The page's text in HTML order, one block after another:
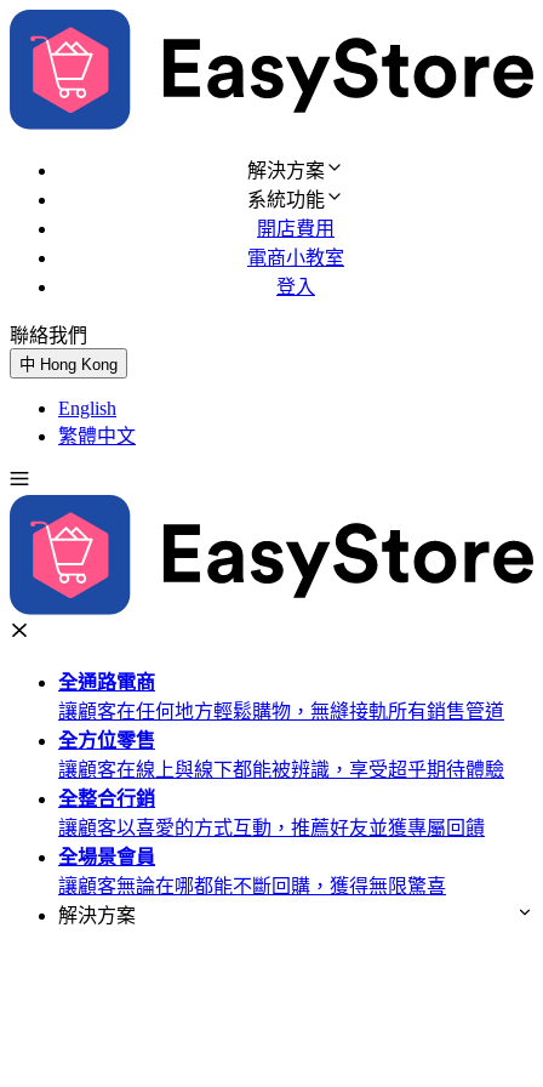
解決方案
系統功能
開店費用
電商小教室
登入
聯絡我們
中 Hong Kong
English
繁體中文
全通路電商
讓顧客在任何地方輕鬆購物，無縫接軌所有銷售管道
全方位零售
讓顧客在線上與線下都能被辨識，享受超乎期待體驗
全整合行銷
讓顧客以喜愛的方式互動，推薦好友並獲專屬回饋
全場景會員
讓顧客無論在哪都能不斷回購，獲得無限驚喜
解決方案